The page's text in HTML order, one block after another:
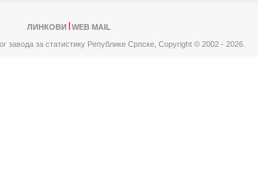
ЛИНКОВИ
WEB MAIL
завода за статистику Републике Српске, Copyright © 2002 - 2026.